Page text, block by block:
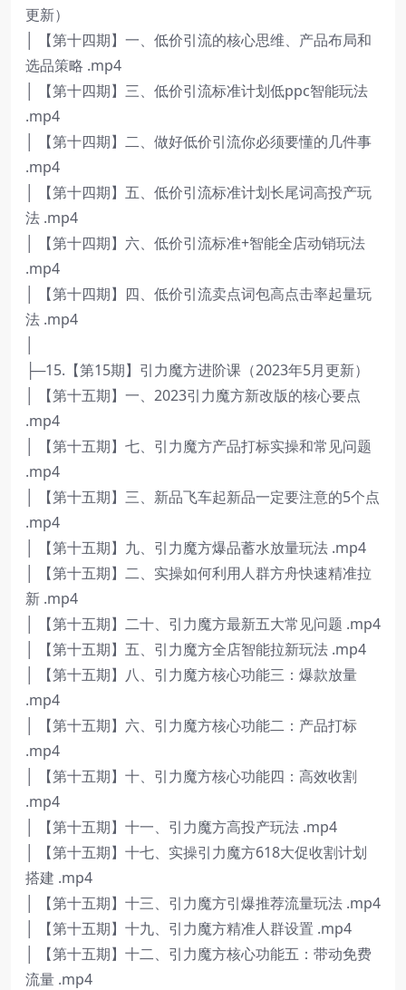
更新）
│ 【第十四期】一、低价引流的核心思维、产品布局和
选品策略 .mp4
│ 【第十四期】三、低价引流标准计划低ppc智能玩法
.mp4
│ 【第十四期】二、做好低价引流你必须要懂的几件事
.mp4
│ 【第十四期】五、低价引流标准计划长尾词高投产玩
法 .mp4
│ 【第十四期】六、低价引流标准+智能全店动销玩法
.mp4
│ 【第十四期】四、低价引流卖点词包高点击率起量玩
法 .mp4
├─15.【第15期】引力魔方进阶课（2023年5月更新）
│ 【第十五期】一、2023引力魔方新改版的核心要点
.mp4
│ 【第十五期】七、引力魔方产品打标实操和常见问题
.mp4
│ 【第十五期】三、新品飞车起新品一定要注意的5个点
.mp4
│ 【第十五期】九、引力魔方爆品蓄水放量玩法 .mp4
│ 【第十五期】二、实操如何利用人群方舟快速精准拉
新 .mp4
│ 【第十五期】二十、引力魔方最新五大常见问题 .mp4
│ 【第十五期】五、引力魔方全店智能拉新玩法 .mp4
│ 【第十五期】八、引力魔方核心功能三：爆款放量
.mp4
│ 【第十五期】六、引力魔方核心功能二：产品打标
.mp4
│ 【第十五期】十、引力魔方核心功能四：高效收割
.mp4
│ 【第十五期】十一、引力魔方高投产玩法 .mp4
│ 【第十五期】十七、实操引力魔方618大促收割计划
搭建 .mp4
│ 【第十五期】十三、引力魔方引爆推荐流量玩法 .mp4
│ 【第十五期】十九、引力魔方精准人群设置 .mp4
│ 【第十五期】十二、引力魔方核心功能五：带动免费
流量 .mp4